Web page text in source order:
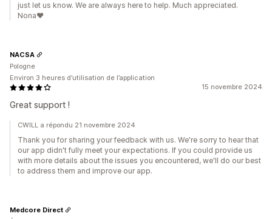
just let us know. We are always here to help. Much appreciated.
Nona❤️
15 novembre 2024
Great support !
NACSA
Pologne
Environ 3 heures d’utilisation de l’application
CWILL a répondu 21 novembre 2024
Thank you for sharing your feedback with us. We're sorry to hear that
our app didn't fully meet your expectations. If you could provide us
with more details about the issues you encountered, we'll do our best
to address them and improve our app.
Medcore Direct